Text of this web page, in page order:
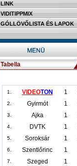
LINK
VIDITIPPMIX
GÓLLÖVŐLISTA ÉS LAPOK
Tabella
1. VIDEOTON 1
2. Gyirmót 1
3. Ajka 1
4. DVTK 1
5. Soroksár 1
6. Szentlőrinc 1
7. Szeged 1